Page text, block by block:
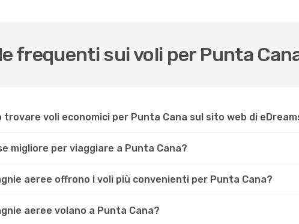
frequenti sui voli per Punta
trovare voli economici per Punta Cana sul sito web di
migliore per viaggiare a Punta Cana?
aeree offrono i voli più convenienti per Punta Cana?
aeree volano a Punta Cana?